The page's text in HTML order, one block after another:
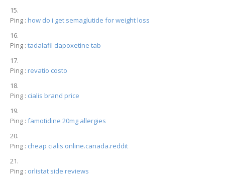
Ping : how do i get semaglutide for weight loss
Ping : tadalafil dapoxetine tab
Ping : revatio costo
Ping : cialis brand price
Ping : famotidine 20mg allergies
Ping : cheap cialis online.canada.reddit
Ping : orlistat side reviews